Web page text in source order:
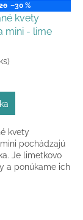
–30 %
kvety
mini - lime
kvety
pochádzajú
Je limetkovo
a ponúkame ich